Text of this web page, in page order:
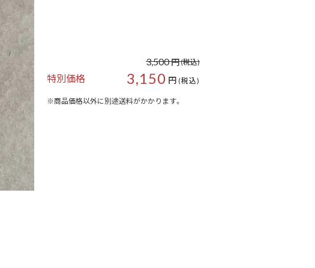
特別価格 3,150 円(税込)
3,500円(税込)
※商品価格以外に別途送料がかかります。